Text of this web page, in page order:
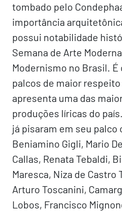
tombado pelo
importância
possui notabilidade
Semana de Arte
Modernismo no Brasil.
palcos de maior
apresenta uma das
produções líricas do
já pisaram em seu palco
Beniamino Gigli, Mario
Callas, Renata Tebaldi,
Maresca, Niza de Castro
Arturo Toscanini,
Lobos, Francisco